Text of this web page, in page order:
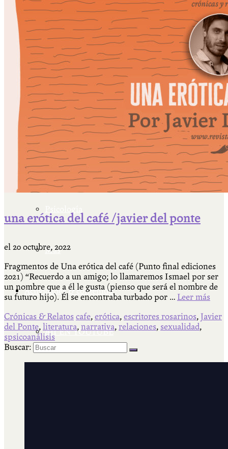
Escriben & participan
Actualidad y sociedad
Educación
Literatura
Filosofía
Más
Actividades & contenido
AJÍ EN YOUTUBE
una erótica del café /javier del ponte
el 20 octubre, 2022
Fragmentos de Una erótica del café (Punto final ediciones
2021) “Recuerdo a un amigo; lo llamaremos Ismael por ser
un nombre que a él le gusta (pienso que será el nombre de
su futuro hijo). Él se encontraba turbado por … Leer más
Crónicas & Relatos cafe, erótica, escritores rosarinos, Javier
del Ponte, literatura, narrativa, relaciones, sexualidad,
spsicoanálisis
Buscar: